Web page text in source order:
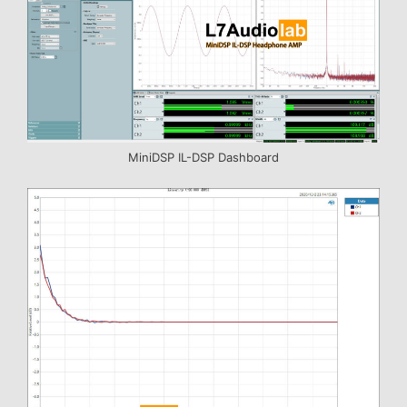
MiniDSP IL-DSP Dashboard